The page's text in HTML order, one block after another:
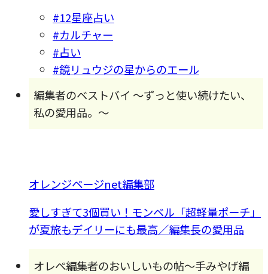
#12星座占い
#カルチャー
#占い
#鏡リュウジの星からのエール
編集者のベストバイ 〜ずっと使い続けたい、
私の愛用品。〜
オレンジページnet編集部
愛しすぎて3個買い！モンベル「超軽量ポーチ」
が夏旅もデイリーにも最高／編集長の愛用品
オレぺ編集者のおいしいもの帖～手みやげ編